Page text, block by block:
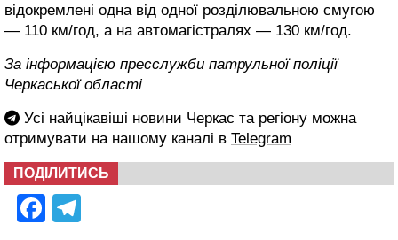
відокремлені одна від одної розділювальною смугою
— 110 км/год, а на автомагістралях — 130 км/год.
За інформацією пресслужби патрульної поліції
Черкаської області
Усі найцікавіші новини Черкас та регіону можна
отримувати на нашому каналі в Telegram
ПОДІЛИТИСЬ
Facebook